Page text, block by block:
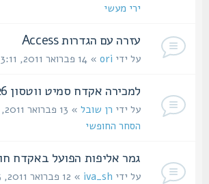
ירי מעשי
עזרה עם הגדרות Access
על ידיori» 14 פברואר 2011, 13:11 ב
למכירה אקדח סמיט ווטסון 5926
על ידירן שובל » 13 פברואר 2011, 17:12 ב
הסחר החופשי
גמר אליפות הפועל באקדח חופשי
על ידיiva_sh» 12 פברואר 2011, 13:25 ב